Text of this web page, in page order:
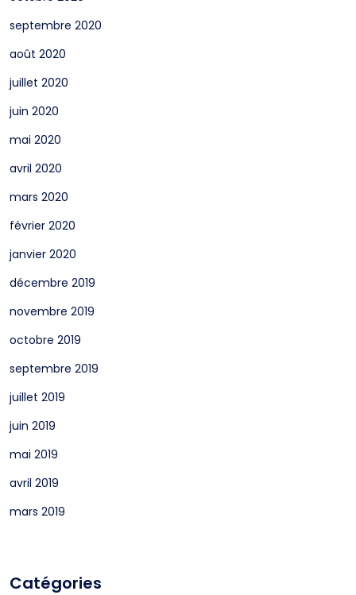
septembre 2020
août 2020
juillet 2020
juin 2020
mai 2020
avril 2020
mars 2020
février 2020
janvier 2020
décembre 2019
novembre 2019
octobre 2019
septembre 2019
juillet 2019
juin 2019
mai 2019
avril 2019
mars 2019
Catégories